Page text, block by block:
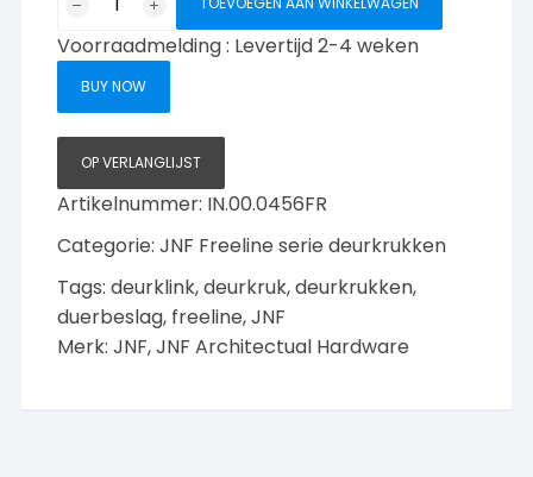
Freeline
deurkruk
Shape,
deurkruk
met
ronde
rozet,
geborsteld
aantal
Voorraadmelding : Levertijd 2-4 weken
BUY NOW
OP VERLANGLIJST
Artikelnummer: IN.00.0456FR
Categorie:JNF Freeline serie deurkrukken
Tags:deurklink,deurkruk,deurkrukken,
duerbeslag, freeline,JNF
Merk:JNF,JNF Architectual Hardware